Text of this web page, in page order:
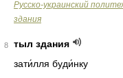
Русско-украинский
здания
8
тыл здания
зати́лля буди́нку